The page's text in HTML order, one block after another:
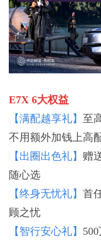
E7X 6大权益
【满配越享礼】 至
不用额外加钱上高
【出圈出色礼】 赠
随心选
【终身无忧礼】 首
顾之忧
【智行安心礼】